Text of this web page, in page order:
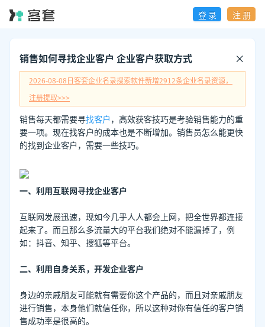
登 录 注 册
销售如何寻找企业客户 企业客户获取方式
2026-08-08日客套企业名录搜索软件新增2912条企业名录资源，
注册提取>>>
销售每天都需要寻找客户 ，高效获客技巧是考验销售能力的重
要一项。现在找客户的成本也是不断增加。销售员怎么能更快
的找到企业客户，需要一些技巧。
一、利用互联网寻找企业客户
互联网发展迅速，现如今几乎人人都会上网，把全世界都连接
起来了。而且那么多流量大的平台我们绝对不能漏掉了，例
如：抖音、知乎、搜狐等平台。
二、利用自身关系，开发企业客户
身边的亲戚朋友可能就有需要你这个产品的，而且对亲戚朋友
进行销售，本身他们就信任你，所以这种对你有信任的客户销
售成功率是很高的。